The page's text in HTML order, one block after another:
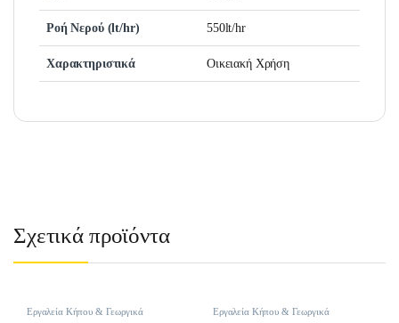
Ροή Νερού (lt/hr) 550lt/hr
Χαρακτηριστικά Οικειακή Χρήση
Σχετικά προϊόντα
Εργαλεία Κήπου & Γεωργικά
Εργαλεία Κήπου & Γεωργικά